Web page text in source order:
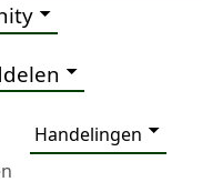
Handelingen